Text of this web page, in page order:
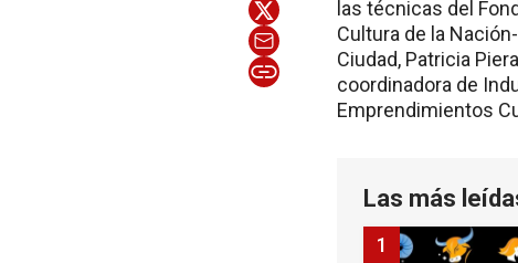
las técnicas del
Cultura de la
Ciudad, Patricia
coordinadora de
Emprendimientos
Las más
1